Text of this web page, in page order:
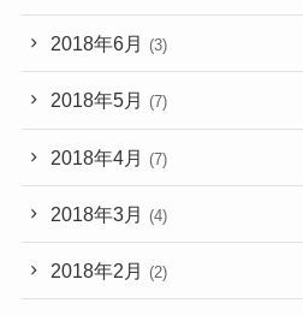
2018年6月 (3)
2018年5月 (7)
2018年4月 (7)
2018年3月 (4)
2018年2月 (2)